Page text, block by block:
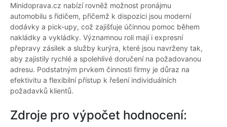
Minidoprava.cz nabízí rovněž možnost pronájmu
automobilu s řidičem, přičemž k dispozici jsou moderní
dodávky a pick-upy, což zajišťuje účinnou pomoc během
nakládky a vykládky. Významnou roli mají i expresní
přepravy zásilek a služby kurýra, které jsou navrženy tak,
aby zajistily rychlé a spolehlivé doručení na požadovanou
adresu. Podstatným prvkem činnosti firmy je důraz na
efektivitu a flexibilní přístup k řešení individuálních
požadavků klientů.
Zdroje pro výpočet hodnocení: